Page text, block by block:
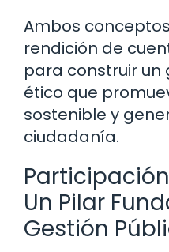
Ambos
rendición de
para construir un
ético que
sostenible y
ciudadanía.
Un Pilar
Gestión